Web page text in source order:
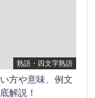
熟語・四文字熟語
方や意味、例文
解説！